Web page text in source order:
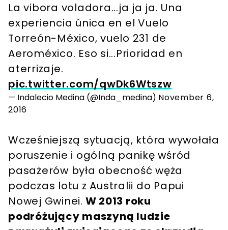
La vibora voladora...ja ja ja. Una
experiencia única en el Vuelo
Torreón-México, vuelo 231 de
Aeroméxico. Eso si...Prioridad en
aterrizaje.
pic.twitter.com/qwDk6Wtszw
— Indalecio Medina (@Inda_medina) November 6,
2016
Wcześniejszą sytuacją, która wywołała
poruszenie i ogólną panikę wśród
pasażerów była obecność węża
podczas lotu z Australii do Papui
Nowej Gwinei. W 2013 roku
podróżujący maszyną ludzie